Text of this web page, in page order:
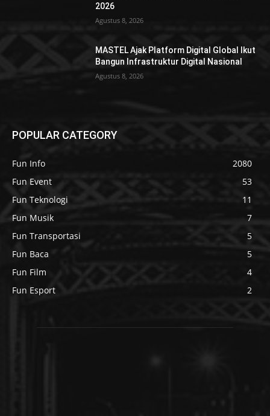
2026
Agustus 8, 2026
MASTEL Ajak Platform Digital Global Ikut
Bangun Infrastruktur Digital Nasional
Agustus 8, 2026
POPULAR CATEGORY
Fun Info
2080
Fun Event
53
Fun Teknologi
11
Fun Musik
7
Fun Transportasi
5
Fun Baca
5
Fun Film
4
Fun Esport
2